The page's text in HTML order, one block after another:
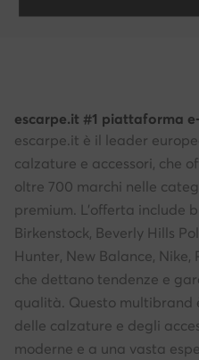
escarpe.it #1 piattaforma
escarpe.it è il leader
calzature e accessori, che
oltre 700 marchi nelle
premium. L'offerta include
Birkenstock, Beverly Hills
Hunter, New Balance, Nike,
che dettano tendenze e
qualità. Questo multibrand
delle calzature e degli
moderne e a una vasta